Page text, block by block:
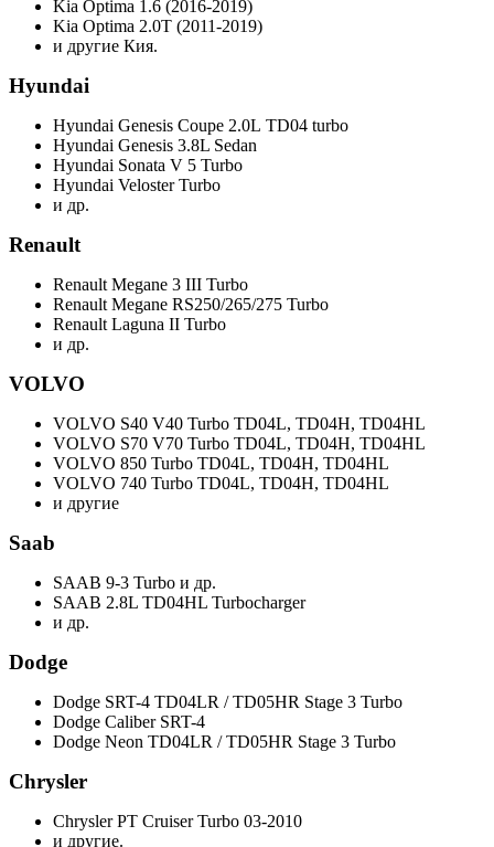
Kia Optima 1.6 (2016-2019)
Kia Optima 2.0T (2011-2019)
и другие Кия.
Hyundai
Hyundai Genesis Coupe 2.0L TD04 turbo
Hyundai Genesis 3.8L Sedan
Hyundai Sonata V 5 Turbo
Hyundai Veloster Turbo
и др.
Renault
Renault Megane 3 III Turbo
Renault Megane RS250/265/275 Turbo
Renault Laguna II Turbo
и др.
VOLVO
VOLVO S40 V40 Turbo TD04L, TD04H, TD04HL
VOLVO S70 V70 Turbo TD04L, TD04H, TD04HL
VOLVO 850 Turbo TD04L, TD04H, TD04HL
VOLVO 740 Turbo TD04L, TD04H, TD04HL
и другие
Saab
SAAB 9-3 Turbo и др.
SAAB 2.8L TD04HL Turbocharger
и др.
Dodge
Dodge SRT-4 TD04LR / TD05HR Stage 3 Turbo
Dodge Caliber SRT-4
Dodge Neon TD04LR / TD05HR Stage 3 Turbo
Chrysler
Chrysler PT Cruiser Turbo 03-2010
и другие.